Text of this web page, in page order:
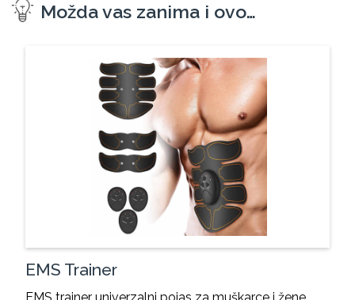
Možda vas zanima i ovo…
EMS Trainer